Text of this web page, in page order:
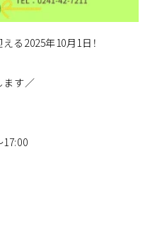
る2025年10月1日！
ます／
17:00